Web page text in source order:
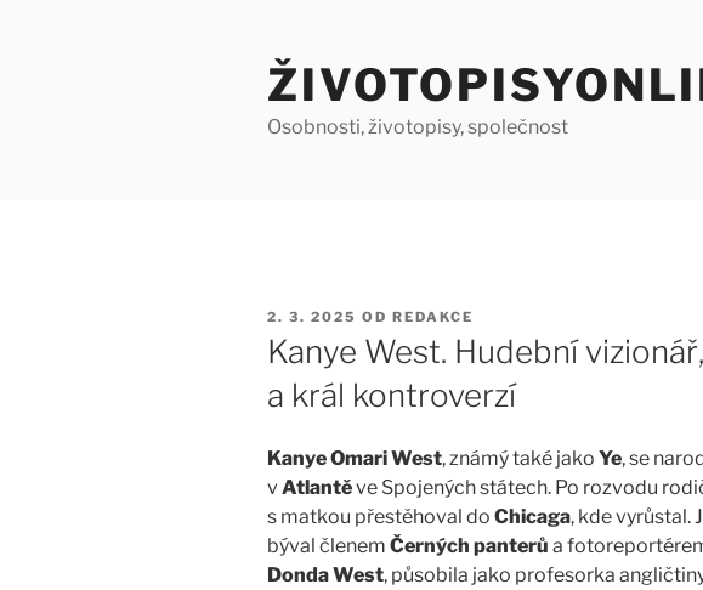
Osobnosti, životopisy, společnost
PUBLIKOVÁNO
2. 3. 2025 OD REDAKCE
Kanye West. Hudební
a král kontroverzí
Kanye Omari West, známý také jako Ye, se
vAtlantěve Spojených státech. Po rozvodu
s matkou přestěhoval do Chicaga, kde vyrůstal.
býval členem Černých panterů a
Donda West, působila jako profesorka